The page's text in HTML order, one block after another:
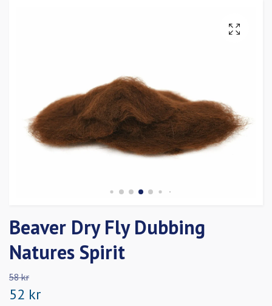
Beaver Dry Fly Dubbing
Natures Spirit
58 kr
52 kr